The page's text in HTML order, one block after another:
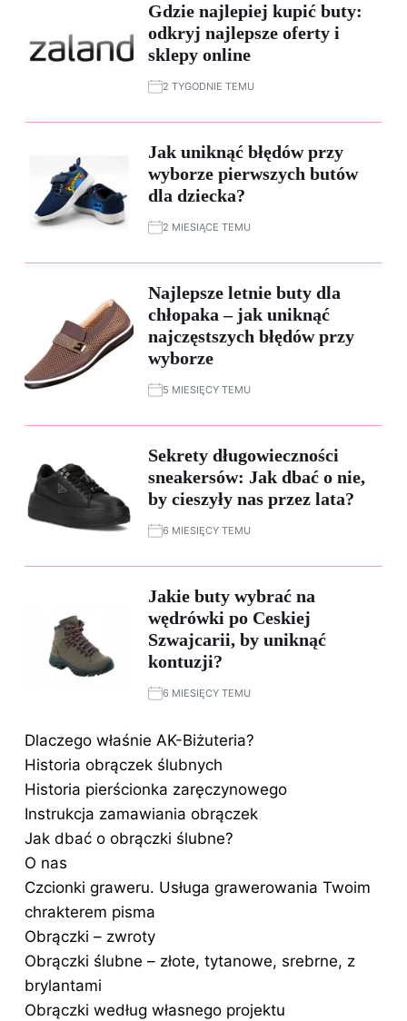
Gdzie najlepiej kupić buty:
odkryj najlepsze oferty i
sklepy online
2 TYGODNIE TEMU
Jak uniknąć błędów przy
wyborze pierwszych butów
dla dziecka?
2 MIESIĄCE TEMU
Najlepsze letnie buty dla
chłopaka – jak uniknąć
najczęstszych błędów przy
wyborze
5 MIESIĘCY TEMU
Sekrety długowieczności
sneakersów: Jak dbać o nie,
by cieszyły nas przez lata?
6 MIESIĘCY TEMU
Jakie buty wybrać na
wędrówki po Ceskiej
Szwajcarii, by uniknąć
kontuzji?
6 MIESIĘCY TEMU
Dlaczego właśnie AK-Biżuteria?
Historia obrączek ślubnych
Historia pierścionka zaręczynowego
Instrukcja zamawiania obrączek
Jak dbać o obrączki ślubne?
O nas
Czcionki graweru. Usługa grawerowania Twoim
chrakterem pisma
Obrączki – zwroty
Obrączki ślubne – złote, tytanowe, srebrne, z
brylantami
Obrączki według własnego projektu